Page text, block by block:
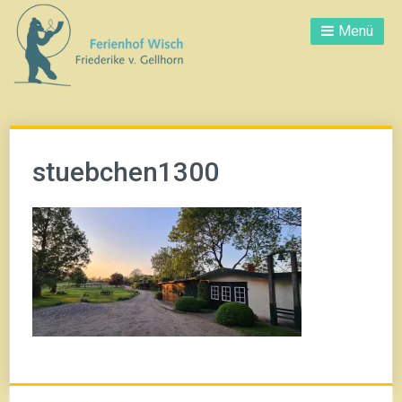
Direkt
zum
Inhalt
Menü
stuebchen1300